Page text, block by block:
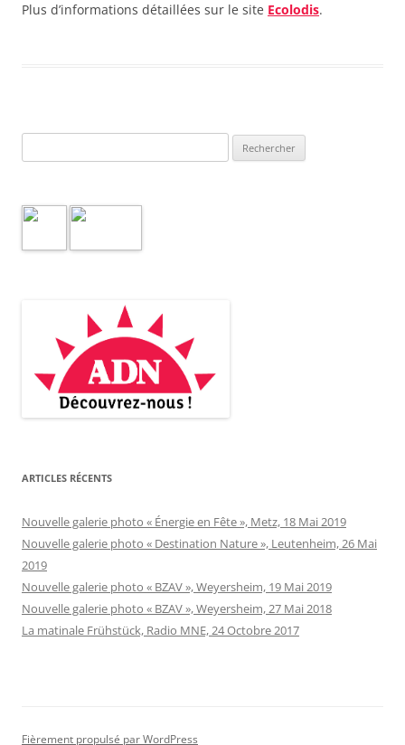
Plus d’informations détaillées sur le site Ecolodis.
ARTICLES RÉCENTS
Nouvelle galerie photo « Énergie en Fête », Metz, 18 Mai 2019
Nouvelle galerie photo « Destination Nature », Leutenheim, 26 Mai
2019
Nouvelle galerie photo « BZAV », Weyersheim, 19 Mai 2019
Nouvelle galerie photo « BZAV », Weyersheim, 27 Mai 2018
La matinale Frühstück, Radio MNE, 24 Octobre 2017
Fièrement propulsé par WordPress